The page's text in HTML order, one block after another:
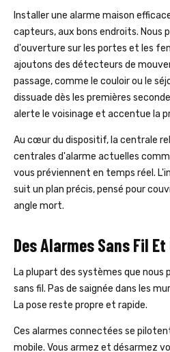
Installer une alarme maison
capteurs, aux bons endroits. Nous
d'ouverture sur les portes et les
ajoutons des détecteurs de
passage, comme le couloir ou le
dissuade dès les premières
alerte le voisinage et accentue la
Au cœur du dispositif, la centrale
centrales d'alarme actuelles
vous préviennent en temps réel.
suit un plan précis, pensé pour
angle mort.
Des Alarmes Sans Fil
La plupart des systèmes que nous
sans fil. Pas de saignée dans les
La pose reste propre et rapide.
Ces alarmes connectées se
mobile. Vous armez et désarmez